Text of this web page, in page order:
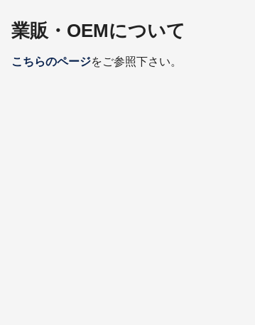
業販・OEMについて
こちらのページをご参照下さい。